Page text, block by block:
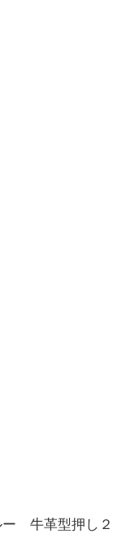
ー 牛革型押し２